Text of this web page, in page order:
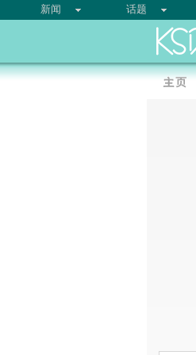
新闻 话题